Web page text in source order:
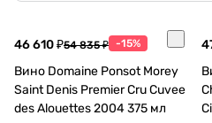
46 610 ₽54 835 ₽ -15%
Вино Domaine Ponsot Morey
Saint Denis Premier Cru Cuvee
des Alouettes 2004 375 мл